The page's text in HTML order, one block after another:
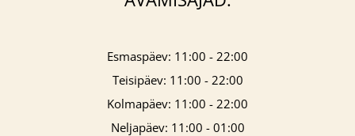
Esmaspäev: 11:00 - 22:00
Teisipäev: 11:00 - 22:00
Kolmapäev: 11:00 - 22:00
Neljapäev: 11:00 - 01:00